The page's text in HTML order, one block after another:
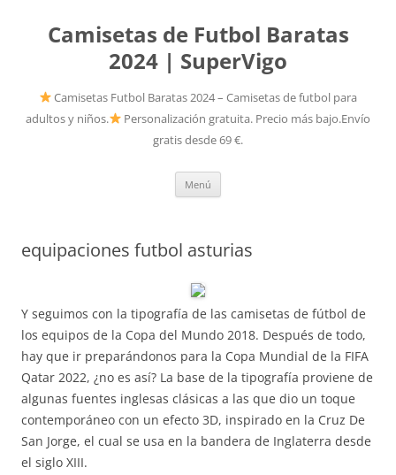
Camisetas de Futbol Baratas
2024 | SuperVigo
Camisetas Futbol Baratas 2024 – Camisetas de futbol para
adultos y niños.
Personalización gratuita. Precio más bajo.Envío
gratis desde 69 €.
Menú
equipaciones futbol asturias
Y seguimos con la tipografía de las camisetas de fútbol de
los equipos de la Copa del Mundo 2018. Después de todo,
hay que ir preparándonos para la Copa Mundial de la FIFA
Qatar 2022, ¿no es así? La base de la tipografía proviene de
algunas fuentes inglesas clásicas a las que dio un toque
contemporáneo con un efecto 3D, inspirado en la Cruz De
San Jorge, el cual se usa en la bandera de Inglaterra desde
el siglo XIII.